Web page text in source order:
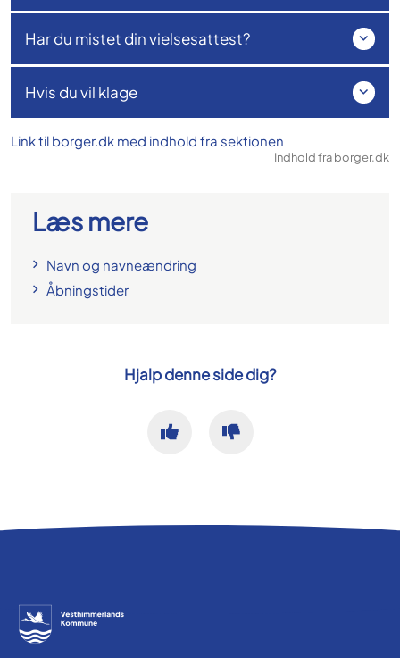
Har du mistet din vielsesattest?
Hvis du vil klage
Link til borger.dk med indhold fra sektionen
Læs mere
Navn og navneændring
Åbningstider
Hjalp denne side dig?